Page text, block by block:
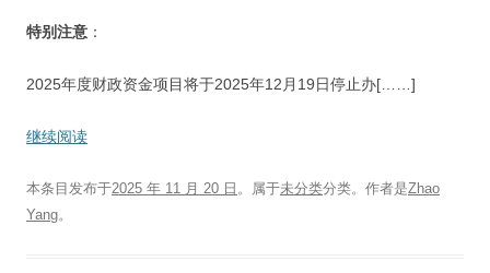
特别注意 ：
2025年度财政资金项目将于2025年12月19日停止办[……]
继续阅读
本条目发布于2025 年 11 月 20 日 。属于未分类分类。 作者是Zhao
Yang。